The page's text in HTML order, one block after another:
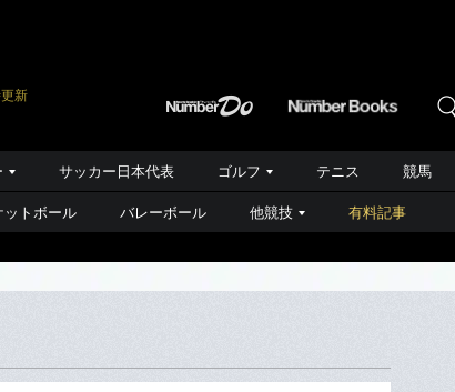
新
サッカー日本代表 ゴルフ テニス 競馬
ットボール バレーボール 他競技 有料記事